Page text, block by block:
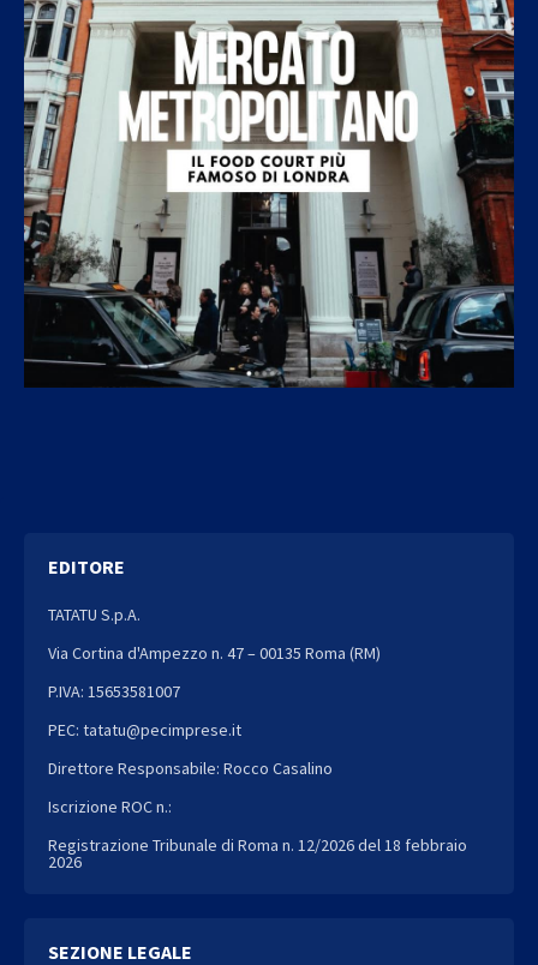
EDITORE
TATATU S.p.A.
Via Cortina d'Ampezzo n. 47 – 00135 Roma (RM)
P.IVA: 15653581007
PEC: tatatu@pecimprese.it
Direttore Responsabile: Rocco Casalino
Iscrizione ROC n.:
Registrazione Tribunale di Roma n. 12/2026 del 18 febbraio
2026
SEZIONE LEGALE